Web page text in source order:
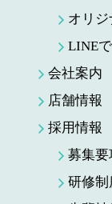
オリ
LINE
会社案内
店舗情報
採用情報
募集要
研修制